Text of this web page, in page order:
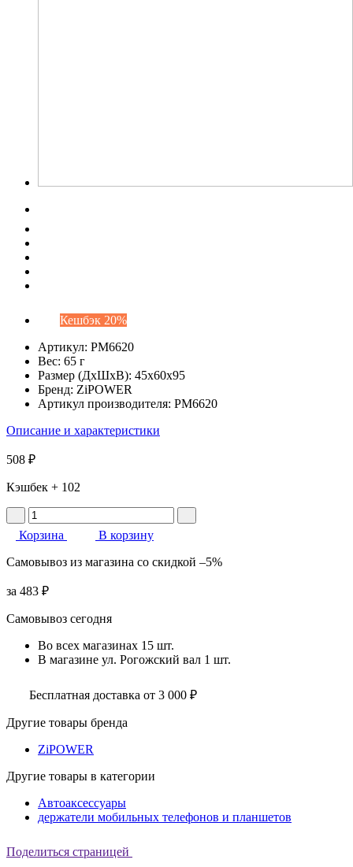
Кешбэк 20%
Артикул: PM6620
Вес: 65 г
Размер (ДхШхВ): 45x60x95
Бренд: ZiPOWER
Артикул производителя: PM6620
Описание и характеристики
508 ₽
Кэшбек + 102
Корзина
В корзину
Самовывоз из магазина со скидкой –5%
за 483 ₽
Самовывоз сегодня
Во всех магазинах 15 шт.
В магазине ул. Рогожский вал 1 шт.
Бесплатная доставка от 3 000 ₽
Другие товары бренда
ZiPOWER
Другие товары в категории
Автоаксессуары
держатели мобильных телефонов и планшетов
Поделиться страницей